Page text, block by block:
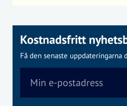
Kostnadsfritt
Få den senaste uppdateringarna